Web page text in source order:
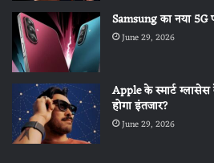
Samsung का नया 5G
June 29, 2026
Apple के स्मार्ट
होगा इंतजार?
June 29, 2026